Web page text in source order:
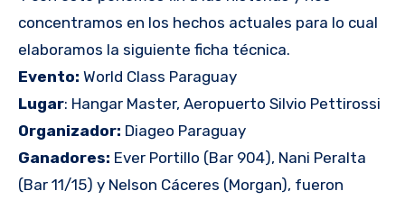
concentramos en los hechos actuales para lo cual
elaboramos la siguiente ficha técnica.
Evento: World Class Paraguay
Lugar: Hangar Master, Aeropuerto Silvio Pettirossi
Organizador: Diageo Paraguay
Ganadores: Ever Portillo (Bar 904), Nani Peralta
(Bar 11/15) y Nelson Cáceres (Morgan), fueron